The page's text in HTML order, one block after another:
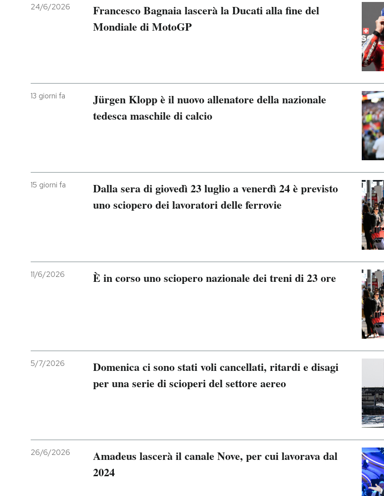
24/6/2026
Francesco Bagnaia lascerà la Ducati alla fine del
Mondiale di MotoGP
13 giorni fa
Jürgen Klopp è il nuovo allenatore della nazionale
tedesca maschile di calcio
15 giorni fa
Dalla sera di giovedì 23 luglio a venerdì 24 è previsto
uno sciopero dei lavoratori delle ferrovie
11/6/2026 È in corso uno sciopero nazionale dei treni di 23 ore
5/7/2026
Domenica ci sono stati voli cancellati, ritardi e disagi
per una serie di scioperi del settore aereo
26/6/2026
Amadeus lascerà il canale Nove, per cui lavorava dal
2024